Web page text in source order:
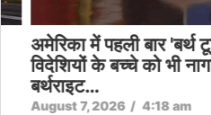
अमेरिका में पहली बार 'बर्थ
विदेशियों के बच्चे को भी
बर्थराइट…
August 7, 2026 / 4:18 am